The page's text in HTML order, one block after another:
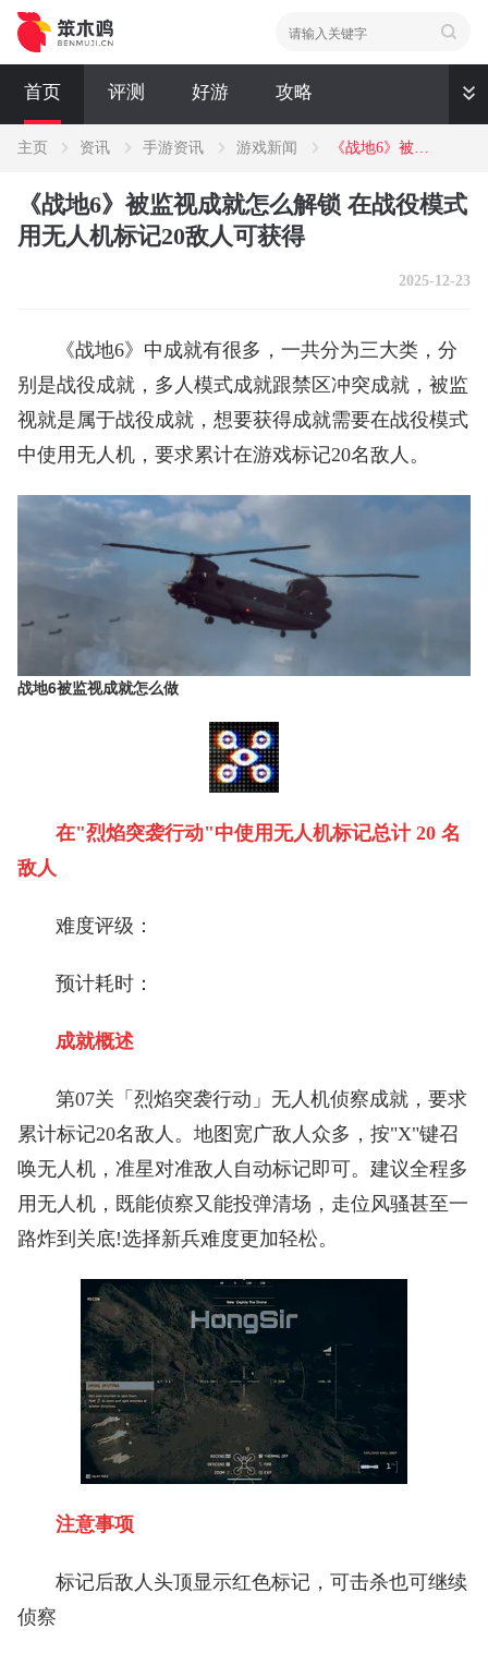
首页 评测 好游 攻略
资讯
评测 新闻
主页 资讯 手游资讯 游戏新闻
《战地6》被监视成就怎么解锁 在战役模式
用无人机标记20敌人可获得
2025-12-23
《战地6》中成就有很多，一共分为三大类，分
别是战役成就，多人模式成就跟禁区冲突成就，被监
视就是属于战役成就，想要获得成就需要在战役模式
中使用无人机，要求累计在游戏标记20名敌人。
战地6被监视成就怎么做
在"烈焰突袭行动"中使用无人机标记总计 20 名
敌人
难度评级：
预计耗时：
成就概述
第07关「烈焰突袭行动」无人机侦察成就，要求
累计标记20名敌人。地图宽广敌人众多，按"X"键召
唤无人机，准星对准敌人自动标记即可。建议全程多
用无人机，既能侦察又能投弹清场，走位风骚甚至一
路炸到关底!选择新兵难度更加轻松。
注意事项
标记后敌人头顶显示红色标记，可击杀也可继续
侦察